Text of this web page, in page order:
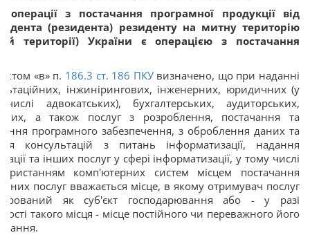
операції з постачання програмної продукції від
(резидента) резиденту на митну територію
території) України є операцією з постачання
«в» п. 186.3 ст. 186 ПКУвизначено, що при наданні
інжинірингових, інженерних, юридичних (у
адвокатських), бухгалтерських, аудиторських,
а також послуг з розроблення, постачання та
програмного забезпечення, з оброблення даних та
консультацій з питань інформатизації, надання
та інших послуг у сфері інформатизації, у тому числі
комп'ютерних систем місцем постачання
послуг вважається місце, в якому отримувач послуг
як суб'єкт господарювання або - у разі
такого місця - місце постійного чи переважного його